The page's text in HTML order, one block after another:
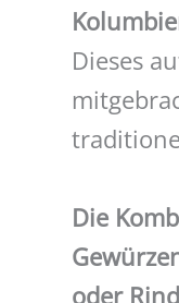
Dieses
Die
oder